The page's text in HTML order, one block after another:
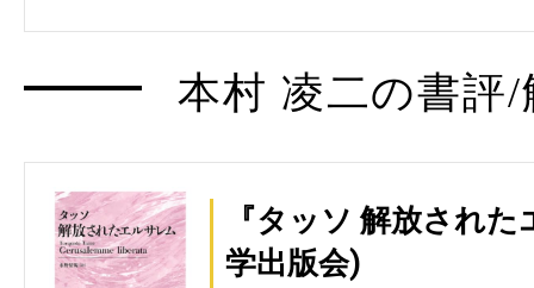
本村 凌二の書評
『タッソ 解放され
学出版会)